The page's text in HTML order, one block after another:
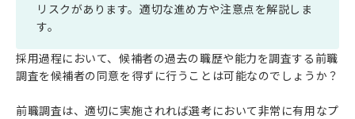
リスクがあります。適切な進め方や注意点を解説しま
す。
採用過程において、候補者の過去の職歴や能力を調査する前職
調査を候補者の同意を得ずに行うことは可能なのでしょうか？
前職調査は、適切に実施されれば選考において非常に有用なプ